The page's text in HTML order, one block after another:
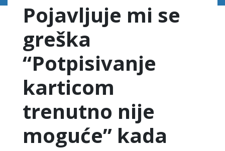
Pojavljuje mi se
greška
“Potpisivanje
karticom
trenutno nije
moguće” kada